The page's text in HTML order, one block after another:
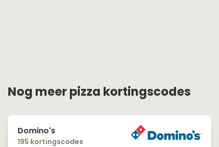
Nog meer pizza kortingscodes
Domino's
195 kortingscodes